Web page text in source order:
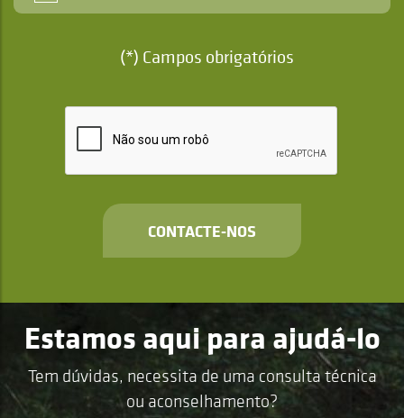
(*) Campos obrigatórios
CONTACTE-NOS
Estamos aqui para ajudá-lo
Tem dúvidas, necessita de uma consulta técnica
ou aconselhamento?